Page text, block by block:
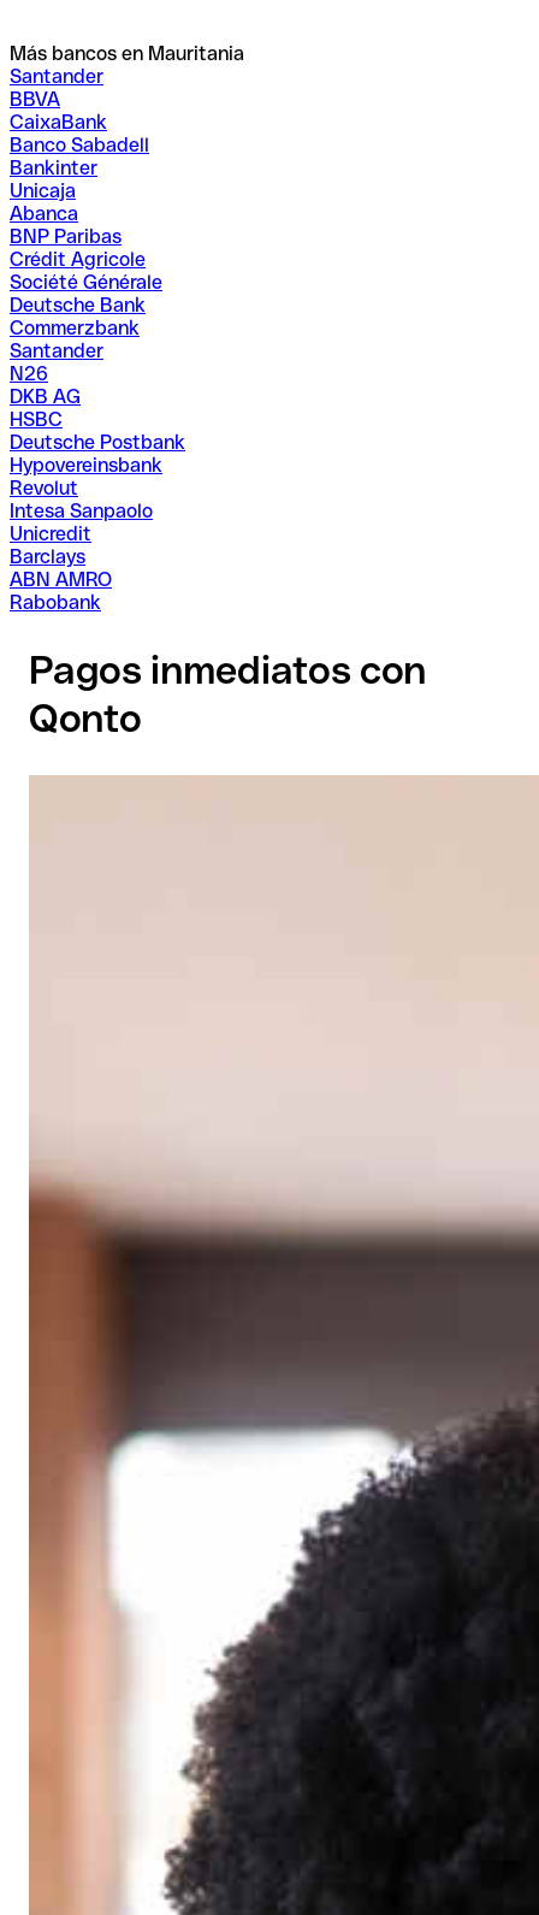
Más bancos en Mauritania
Santander
BBVA
CaixaBank
Banco Sabadell
Bankinter
Unicaja
Abanca
BNP Paribas
Crédit Agricole
Société Générale
Deutsche Bank
Commerzbank
Santander
N26
DKB AG
HSBC
Deutsche Postbank
Hypovereinsbank
Revolut
Intesa Sanpaolo
Unicredit
Barclays
ABN AMRO
Rabobank
Pagos inmediatos con
Qonto